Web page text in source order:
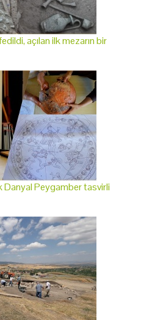
açılan ilk mezarın bir
Danyal Peygamber tasvirli